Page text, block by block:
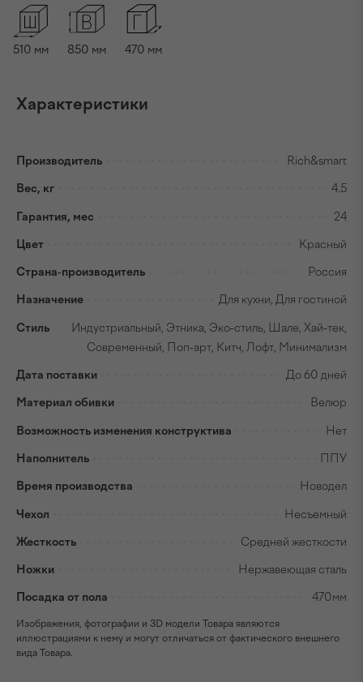
510 мм 850 мм 470 мм
Характеристики
Производитель Rich&smart
Вес, кг 4.5
Гарантия, мес 24
Цвет Красный
Страна-производитель Россия
Назначение Для кухни, Для гостиной
Стиль
Индустриальный, Этника, Эко-стиль, Шале, Хай-тек,
Современный, Поп-арт, Китч, Лофт, Минимализм
Дата поставки До 60 дней
Материал обивки Велюр
Возможность изменения конструктива Нет
Наполнитель ППУ
Время производства Новодел
Чехол Несъемный
Жесткость Средней жесткости
Ножки Нержавеющая сталь
Посадка от пола 470мм
Изображения, фотографии и 3D модели Товара являются
иллюстрациями к нему и могут отличаться от фактического внешнего
вида Товара.